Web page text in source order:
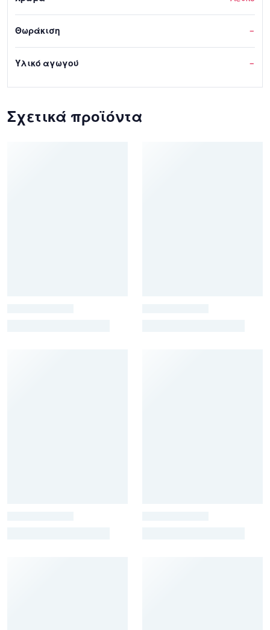
Θωράκιση –
Υλικό αγωγού –
Σχετικά προϊόντα